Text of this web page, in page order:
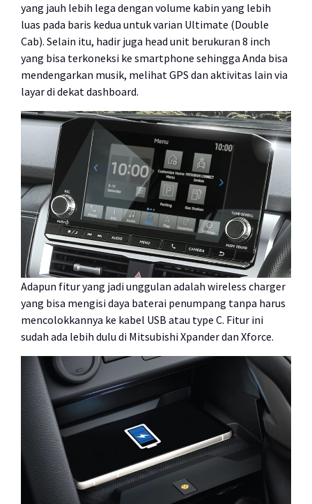
yang jauh lebih lega dengan volume kabin yang lebih
luas pada baris kedua untuk varian Ultimate (Double
Cab). Selain itu, hadir juga head unit berukuran 8 inch
yang bisa terkoneksi ke smartphone sehingga Anda bisa
mendengarkan musik, melihat GPS dan aktivitas lain via
layar di dekat dashboard.
Adapun fitur yang jadi unggulan adalah wireless charger
yang bisa mengisi daya baterai penumpang tanpa harus
mencolokkannya ke kabel USB atau type C. Fitur ini
sudah ada lebih dulu di Mitsubishi Xpander dan Xforce.